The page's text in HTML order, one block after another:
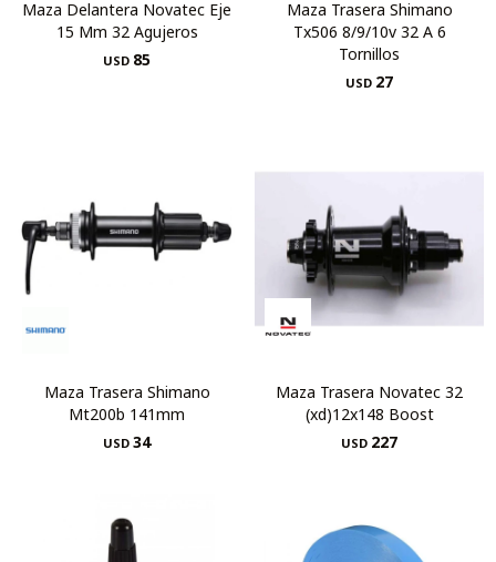
Maza Delantera Novatec Eje
15 Mm 32 Agujeros
USD 85
Maza Trasera Shimano
Tx506 8/9/10v 32 A 6
Tornillos
USD 27
Maza Trasera Shimano
Mt200b 141mm
USD 34
Maza Trasera Novatec 32
(xd)12x148 Boost
USD 227